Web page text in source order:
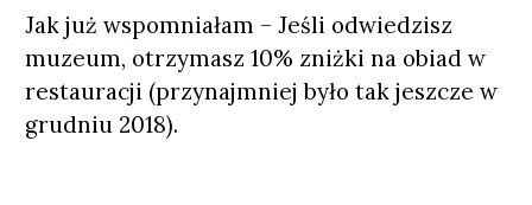
Jak już wspomniałam – Jeśli odwiedzisz
muzeum, otrzymasz 10% zniżki na obiad w
restauracji (przynajmniej było tak jeszcze w
grudniu 2018).